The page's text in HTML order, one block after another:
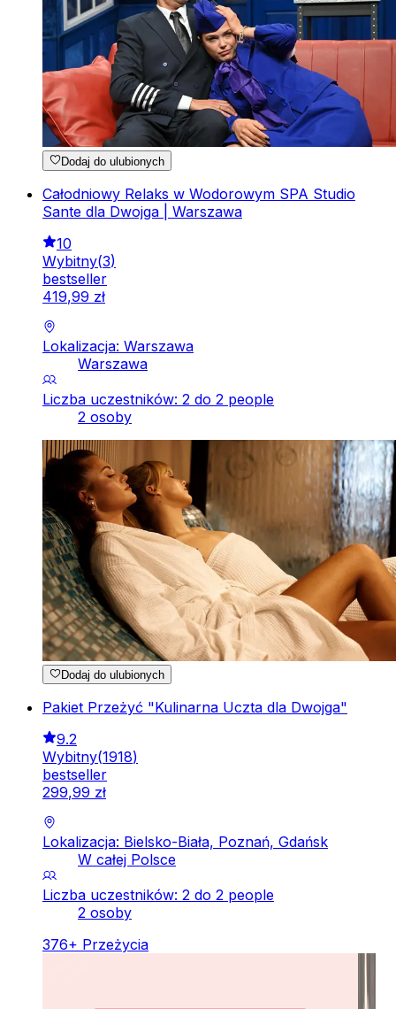
Dodaj do ulubionych
Całodniowy Relaks w Wodorowym SPA Studio
Sante dla Dwojga | Warszawa
10
Wybitny(3)
bestseller
419,99 zł
Lokalizacja: Warszawa
Warszawa
Liczba uczestników: 2 do 2 people
2 osoby
Dodaj do ulubionych
Pakiet Przeżyć "Kulinarna Uczta dla Dwojga"
9.2
Wybitny(1918)
bestseller
299,99 zł
Lokalizacja: Bielsko-Biała, Poznań, Gdańsk
W całej Polsce
Liczba uczestników: 2 do 2 people
2 osoby
376+ Przeżycia